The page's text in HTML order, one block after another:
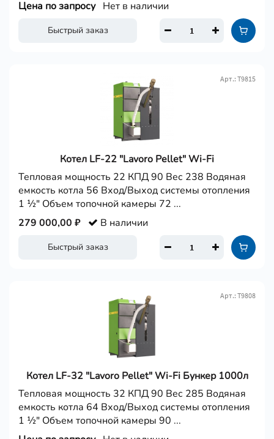
Быстрый заказ
Цена по запросу Нет в наличии
Котел LF-22 "Lavoro Pellet" Wi-Fi
Арт.: Т9815
Тепловая мощность 22 КПД 90 Вес 238 Водяная
емкость котла 56 Вход/Выход системы отопления
1 ½" Объем топочной камеры 72 ...
Быстрый заказ
279 000,00 ₽ В наличии
Котел LF-32 "Lavoro Pellet" Wi-Fi Бункер 1000л
Арт.: Т9808
Тепловая мощность 32 КПД 90 Вес 285 Водяная
емкость котла 64 Вход/Выход системы отопления
1 ½" Объем топочной камеры 90 ...